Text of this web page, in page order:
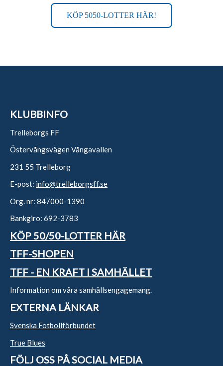
KÖP 5050-LOTTER HÄR!
KLUBBINFO
Trelleborgs FF
Östervångsvägen Vångavallen
231 55 Trelleborg
E-post: info@trelleborgsff.se
Org. nr: 847000-1390
Bankgiro: 692-3783
KÖP 50/50-LOTTER HÄR
TFF-SHOPEN
TFF - EN KRAFT I SAMHÄLLET
Information om våra samhällsengagemang.
EXTERNA LÄNKAR
Svenska Fotbollförbundet
True Blues
FÖLJ OSS PÅ SOCIAL MEDIA